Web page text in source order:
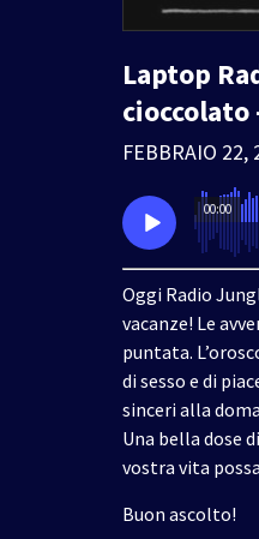
Laptop
cioccolato
FEBBRAIO 22,
00:00
Oggi Radio
vacanze! Le
puntata.
di sesso e di
sinceri alla
Una bella dose
vostra vita
Buon ascolto!